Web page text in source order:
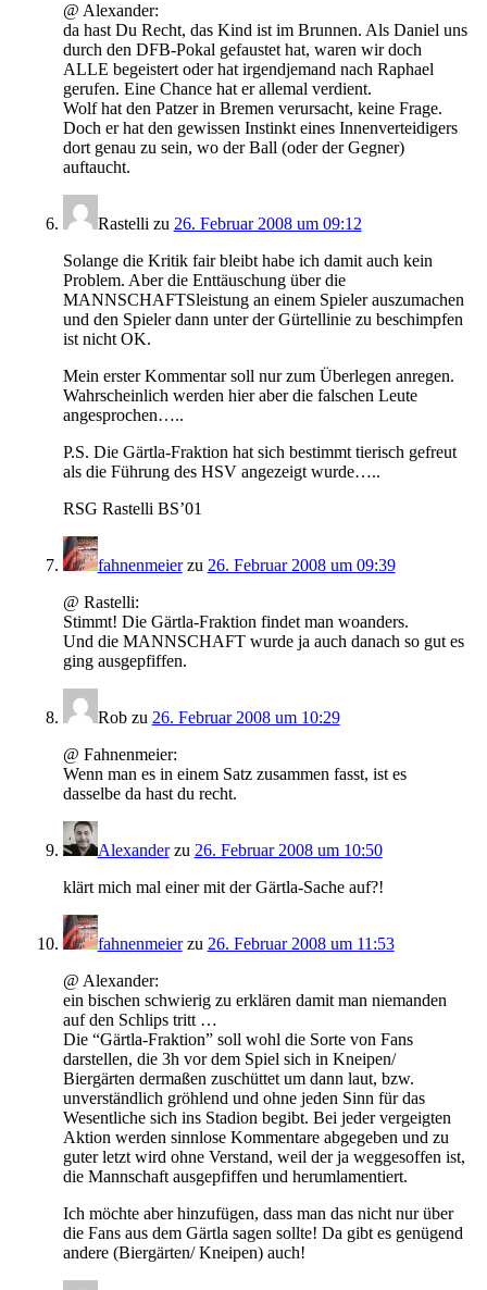
@ Alexander:
da hast Du Recht, das Kind ist im Brunnen. Als Daniel uns
durch den DFB-Pokal gefaustet hat, waren wir doch
ALLE begeistert oder hat irgendjemand nach Raphael
gerufen. Eine Chance hat er allemal verdient.
Wolf hat den Patzer in Bremen verursacht, keine Frage.
Doch er hat den gewissen Instinkt eines Innenverteidigers
dort genau zu sein, wo der Ball (oder der Gegner)
auftaucht.
Rastelli zu 26. Februar 2008 um 09:12
Solange die Kritik fair bleibt habe ich damit auch kein
Problem. Aber die Enttäuschung über die
MANNSCHAFTSleistung an einem Spieler auszumachen
und den Spieler dann unter der Gürtellinie zu beschimpfen
ist nicht OK.
Mein erster Kommentar soll nur zum Überlegen anregen.
Wahrscheinlich werden hier aber die falschen Leute
angesprochen…..
P.S. Die Gärtla-Fraktion hat sich bestimmt tierisch gefreut
als die Führung des HSV angezeigt wurde…..
RSG Rastelli BS’01
fahnenmeierzu 26. Februar 2008 um 09:39
@ Rastelli:
Stimmt! Die Gärtla-Fraktion findet man woanders.
Und die MANNSCHAFT wurde ja auch danach so gut es
ging ausgepfiffen.
Robzu 26. Februar 2008 um 10:29
@ Fahnenmeier:
Wenn man es in einem Satz zusammen fasst, ist es
dasselbe da hast du recht.
Alexanderzu 26. Februar 2008 um 10:50
klärt mich mal einer mit der Gärtla-Sache auf?!
fahnenmeierzu 26. Februar 2008 um 11:53
@ Alexander:
ein bischen schwierig zu erklären damit man niemanden
auf den Schlips tritt …
Die “Gärtla-Fraktion” soll wohl die Sorte von Fans
darstellen, die 3h vor dem Spiel sich in Kneipen/
Biergärten dermaßen zuschüttet um dann laut, bzw.
unverständlich gröhlend und ohne jeden Sinn für das
Wesentliche sich ins Stadion begibt. Bei jeder vergeigten
Aktion werden sinnlose Kommentare abgegeben und zu
guter letzt wird ohne Verstand, weil der ja weggesoffen ist,
die Mannschaft ausgepfiffen und herumlamentiert.
Ich möchte aber hinzufügen, dass man das nicht nur über
die Fans aus dem Gärtla sagen sollte! Da gibt es genügend
andere (Biergärten/ Kneipen) auch!